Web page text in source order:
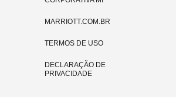
MARRIOTT.COM.BR
TERMOS DE USO
DECLARAÇÃO DE
PRIVACIDADE